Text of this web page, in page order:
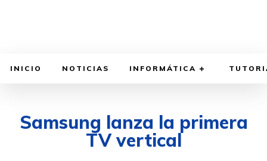
INICIO NOTICIAS INFORMÁTICA
Samsung lanza la primera
TV vertical